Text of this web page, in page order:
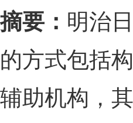
摘要： 明治
的方式包括
辅助机构，